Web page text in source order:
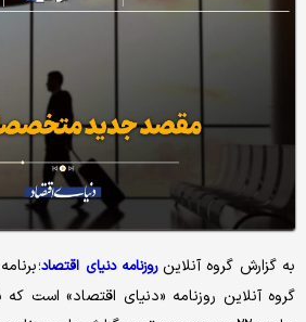
به گزارش گروه آنلاینروزنامه دنیای اقتصاد؛
گروه آنلاین روزنامه «دنیای اقتصاد» است